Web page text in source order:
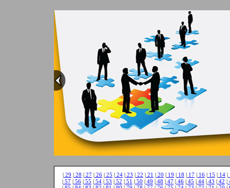
1 2 3 4
5
|
14
|
15
|
16
|
17
|
18
|
19
|
20
|
21
|
22
|
23
|
24
|
25
|
26
|
27
|
28
|
29
|
|
42
|
43
|
44
|
45
|
46
|
47
|
48
|
49
|
50
|
51
|
52
|
53
|
54
|
55
|
56
|
57
|